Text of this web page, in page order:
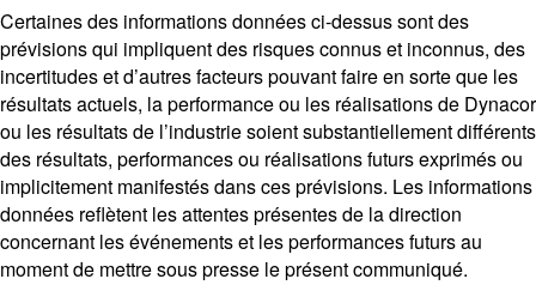
Certaines des informations données ci-dessus sont des
prévisions qui impliquent des risques connus et inconnus, des
incertitudes et d’autres facteurs pouvant faire en sorte que les
résultats actuels, la performance ou les réalisations de Dynacor
ou les résultats de l’industrie soient substantiellement différents
des résultats, performances ou réalisations futurs exprimés ou
implicitement manifestés dans ces prévisions. Les informations
données reflètent les attentes présentes de la direction
concernant les événements et les performances futurs au
moment de mettre sous presse le présent communiqué.